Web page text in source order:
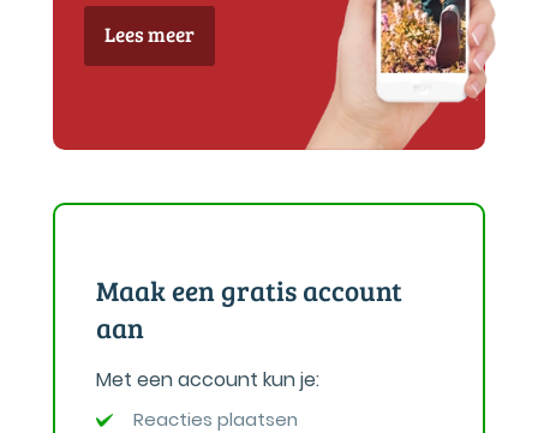
Lees meer
Maak een gratis account
aan
Met een account kun je:
Reacties plaatsen